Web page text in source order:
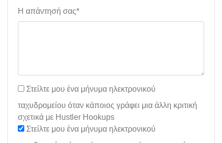
Η απάντησή σας*
Στείλτε μου ένα μήνυμα ηλεκτρονικού
ταχυδρομείου όταν κάποιος γράφει μια άλλη κριτική
σχετικά με Hustler Hookups
Στείλτε μου ένα μήνυμα ηλεκτρονικού